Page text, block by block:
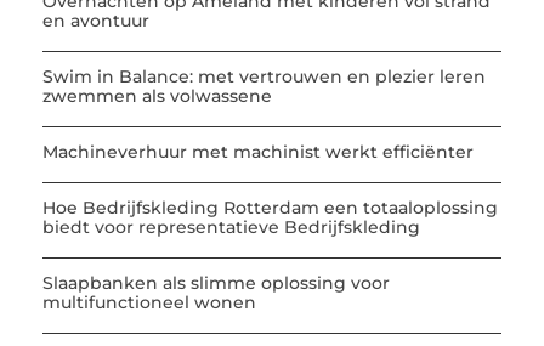
en avontuur
Swim in Balance: met vertrouwen en plezier leren
zwemmen als volwassene
Machineverhuur met machinist werkt efficiënter
Hoe Bedrijfskleding Rotterdam een totaaloplossing
biedt voor representatieve Bedrijfskleding
Slaapbanken als slimme oplossing voor
multifunctioneel wonen